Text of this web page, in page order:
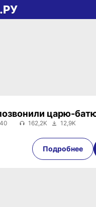
00:40
царю-
162,2K 12,9K
Подробнее